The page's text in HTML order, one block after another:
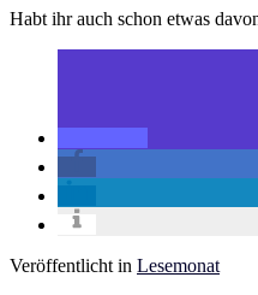
Habt ihr auch schon etwas
Veröffentlicht in Lesemonat